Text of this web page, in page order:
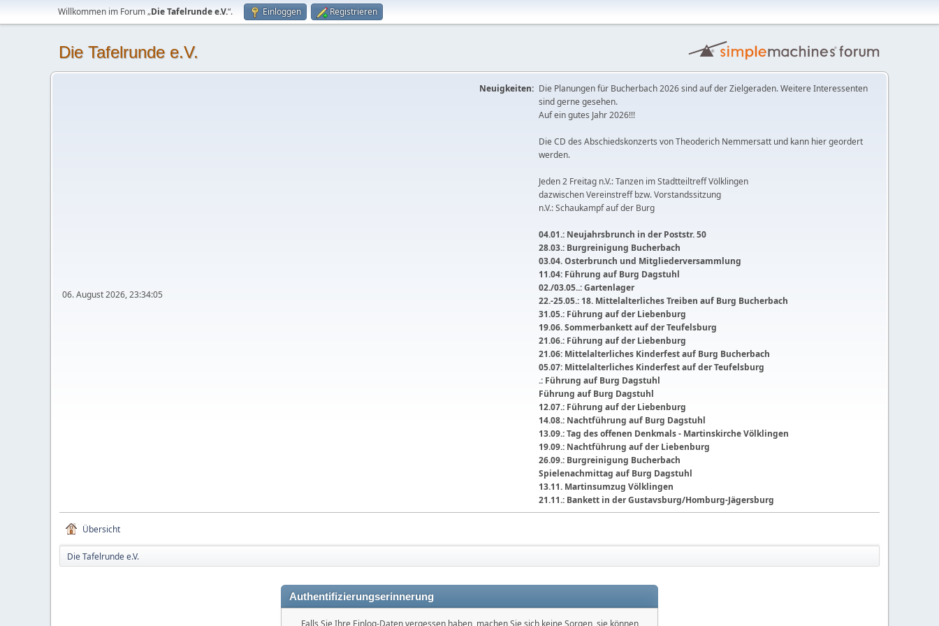
Willkommen im Forum „Die Tafelrunde e.V.“. Einloggen Registrieren
Die Tafelrunde e.V.
06. August 2026, 23:34:05
Neuigkeiten: Die Planungen für Bucherbach 2026 sind auf der Zielgeraden. Weitere Interessenten
sind gerne gesehen.
Auf ein gutes Jahr 2026!!!
Die CD des Abschiedskonzerts von Theoderich Nemmersatt und kann hier geordert
werden.
Jeden 2 Freitag n.V.: Tanzen im Stadtteiltreff Völklingen
dazwischen Vereinstreff bzw. Vorstandssitzung
n.V.: Schaukampf auf der Burg
04.01.: Neujahrsbrunch in der Poststr. 50
28.03.: Burgreinigung Bucherbach
03.04. Osterbrunch und Mitgliederversammlung
11.04: Führung auf Burg Dagstuhl
02./03.05..: Gartenlager
22.-25.05.: 18. Mittelalterliches Treiben auf Burg Bucherbach
31.05.: Führung auf der Liebenburg
19.06. Sommerbankett auf der Teufelsburg
21.06.: Führung auf der Liebenburg
21.06: Mittelalterliches Kinderfest auf Burg Bucherbach
05.07: Mittelalterliches Kinderfest auf der Teufelsburg
.: Führung auf Burg Dagstuhl
Führung auf Burg Dagstuhl
12.07.: Führung auf der Liebenburg
14.08.: Nachtführung auf Burg Dagstuhl
13.09.: Tag des offenen Denkmals - Martinskirche Völklingen
19.09.: Nachtführung auf der Liebenburg
26.09.: Burgreinigung Bucherbach
Spielenachmittag auf Burg Dagstuhl
13.11. Martinsumzug Völklingen
21.11.: Bankett in der Gustavsburg/Homburg-Jägersburg
Übersicht
Die Tafelrunde e.V.
Authentifizierungserinnerung
Falls Sie Ihre Einlog-Daten vergessen haben, machen Sie sich keine Sorgen, sie können